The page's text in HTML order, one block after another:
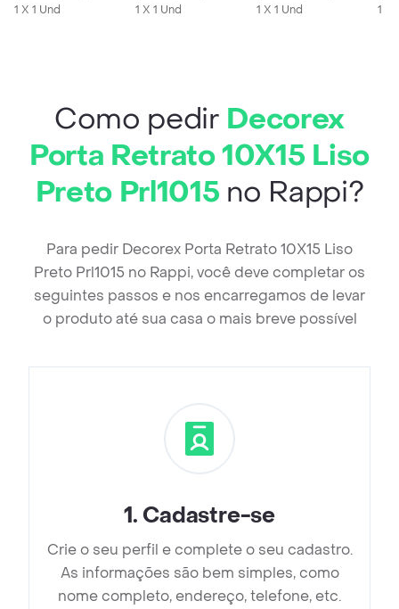
1 X 1 Und
1 X 1 Und
1 X 1 Und
1 X
Como pedir Decorex
Porta Retrato 10X15 Liso
Preto Prl1015 no Rappi?
Para pedir Decorex Porta Retrato 10X15 Liso
Preto Prl1015 no Rappi, você deve completar os
seguintes passos e nos encarregamos de levar
o produto até sua casa o mais breve possível
1. Cadastre-se
Crie o seu perfil e complete o seu cadastro.
As informações são bem simples, como
nome completo, endereço, telefone, etc.